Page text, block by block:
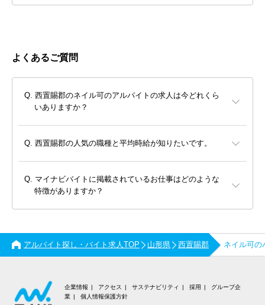
よくあるご質問
西置賜郡のネイル可のアルバイトの求人は今どれくら
いありますか？
西置賜郡の人気の職種と平均時給が知りたいです。
マイナビバイトに掲載されているお仕事はどのような
特徴がありますか？
アルバイト探し・バイト求人TOP 山形県 西置賜郡 ネイル可の
企業情報 アクセス サステナビリティ 採用
グループ企
業
個人情報保護方針